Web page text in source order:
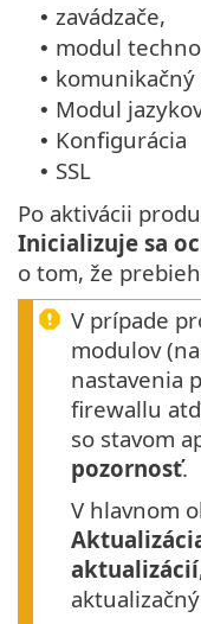
• zavádzače,
• modul
•
• Modul
• Konfigurácia
• SSL
Po aktivácii
Inicializuje sa
o tom, že
V prípade
modulov
nastavenia
firewallu
so stavom
pozornosť.
V hlavnom
aktualizácií